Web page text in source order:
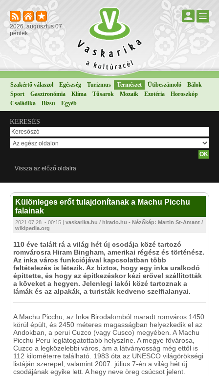
2026. augusztus 07.
péntek
Szakértő válaszol Egészség Turizmus Természet Útibeszámoló
Bálok
Sport
Gasztronómia Klíma Tűsarok Mozaik Ezotéria
Horoszkóp
Családika
Bizsu Egyéb
KERESÉS
Vissza az előző oldalra
Különleges erőt tulajdonítanak a Machu Picchu
falainak
2021.07.28. - 00:15 | vaskarika.hu / hirado.hu - Nézőkép: Martin St-Amant /
wikipedia.org
110 éve talált rá a világ hét új csodája közé tartozó
romvárosra Hiram Bingham, amerikai régész és történész.
Az inka város funkciójával kapcsolatban több
feltételezés is létezik. Az biztos, hogy egy inka uralkodó
építtette, és hogy az építkezéskor kézi erővel szállították
a köveket a hegyen. Jelenlegi lakói közé tartoznak a
lámák és az alpakák, a turisták kedvenc szelfialanyai.
A Machu Picchu, az Inka Birodalomból maradt romváros 1450
körül épült, és 2450 méteres magasságban helyezkedik el az
Andokban, a perui Cuzco (vagy Cusco) megyében. A Machu
Picchu Peru leglátogatottabb helyszíne. A megye fővárosa,
Cuzco a legközelebbi város, ám a látványosság még ettől is
112 kilométerre található. 1983 óta az UNESCO világörökségi
listáján szerepel, valamint 2007. július 7-én a világ hét új
csodájának egyike lett. A hegy neve öreg csúcsot jelent.